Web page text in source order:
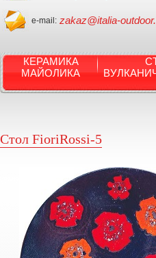
e-mail: zakaz@italia-
КЕРАМИКА
МАЙОЛИКА
Стол FioriRossi-5